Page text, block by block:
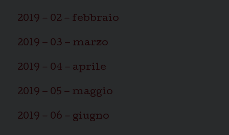
2019 – 02 – febbraio
2019 – 03 – marzo
2019 – 04 – aprile
2019 – 05 – maggio
2019 – 06 – giugno